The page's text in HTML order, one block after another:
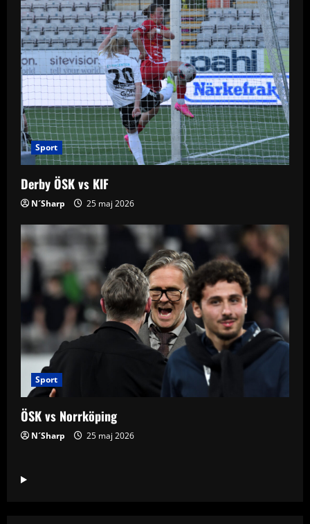
Sport
Derby ÖSK vs KIF
N´Sharp 25 maj 2026
Sport
ÖSK vs Norrköping
N´Sharp 25 maj 2026